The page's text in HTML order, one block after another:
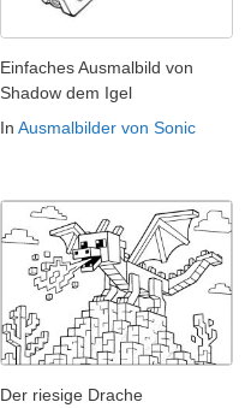
Einfaches Ausmalbild von
Shadow dem Igel
In Ausmalbilder von Sonic
Der riesige Drache